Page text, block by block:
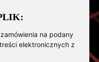
na podany
elektronicznych z